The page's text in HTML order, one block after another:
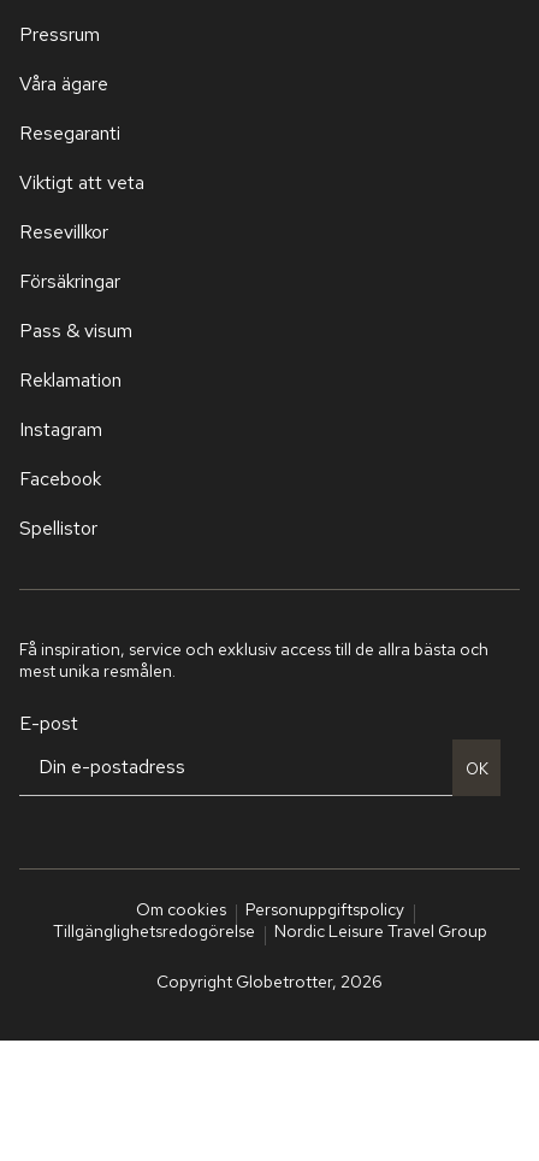
Pressrum
Våra ägare
Resegaranti
Viktigt att veta
Resevillkor
Försäkringar
Pass & visum
Reklamation
Instagram
Facebook
Spellistor
Få inspiration, service och exklusiv access till de allra bästa och
mest unika resmålen.
E-post
OK
Om cookies
Personuppgiftspolicy
Tillgänglighetsredogörelse
Nordic Leisure Travel Group
Copyright Globetrotter, 2026